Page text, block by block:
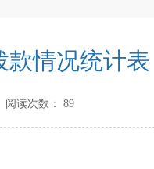
款情况统计表
读次数： 89